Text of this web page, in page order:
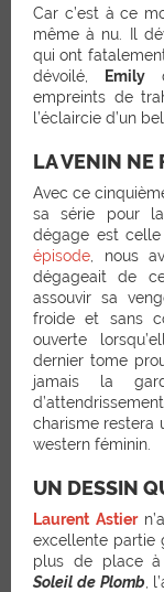
Car c’est à ce
même à nu. Il
qui ont
dévoilé,
Emily
empreints de
l’éclaircie d’un
LA VENIN NE
Avec ce
sa série pour
dégage est celle
épisode , nous
dégageait de
assouvir sa
froide et sans
ouverte
dernier tome
jamais la
charisme restera
western féminin.
UN DESSIN
Laurent Astier
excellente partie
plus de place à
Soleil de Plomb ,